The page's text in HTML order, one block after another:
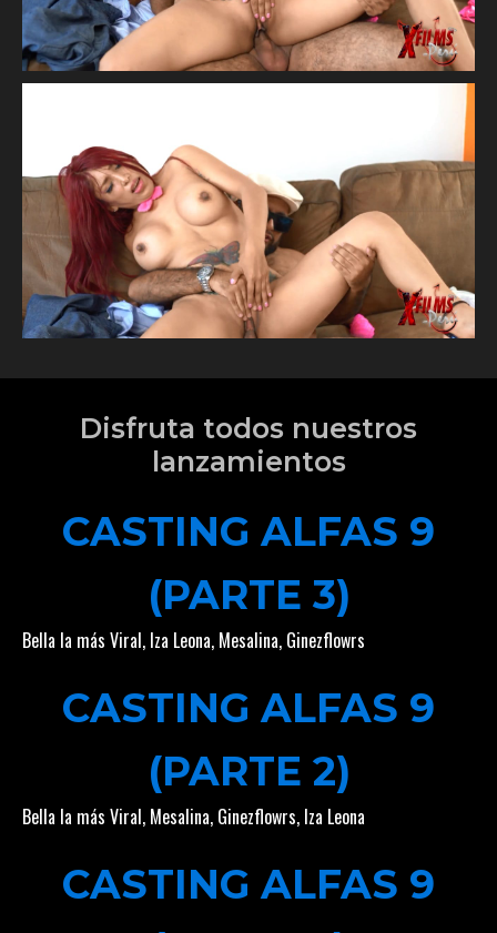
Disfruta todos nuestros
lanzamientos
CASTING ALFAS 9
(PARTE 3)
Bella la más Viral, Iza Leona, Mesalina, Ginezflowrs
CASTING ALFAS 9
(PARTE 2)
Bella la más Viral, Mesalina, Ginezflowrs, Iza Leona
CASTING ALFAS 9